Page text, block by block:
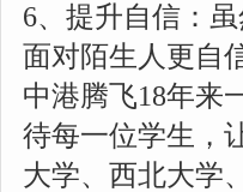
6、提升自信：
面对陌生人更自
中港腾飞18年来
待每一位学生，
大学、西北大学